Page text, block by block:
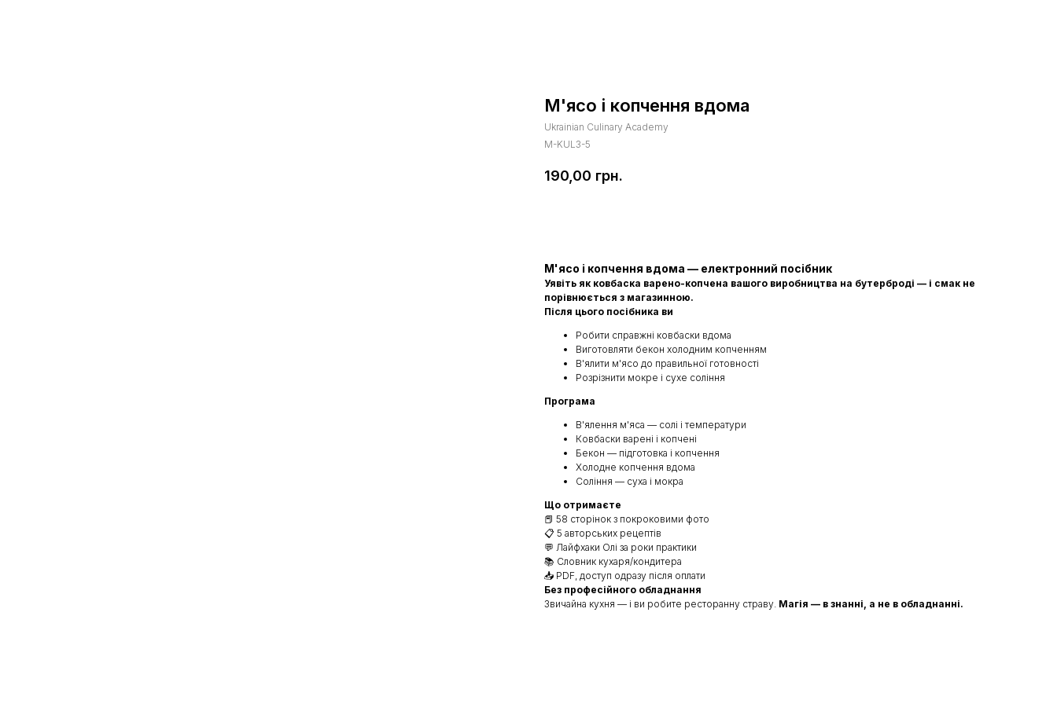
М'ясо і копчення вдома
Ukrainian Culinary Academy
M-KUL3-5
190,00 грн.
М'ясо і копчення вдома — електронний посібник
Уявіть як ковбаска варено-копчена вашого виробництва на бутерброді — і смак не
порівнюється з магазинною.
Після цього посібника ви
Робити справжні ковбаски вдома
Виготовляти бекон холодним копченням
В'ялити м'ясо до правильної готовності
Розрізнити мокре і сухе соління
Програма
В'ялення м'яса — солі і температури
Ковбаски варені і копчені
Бекон — підготовка і копчення
Холодне копчення вдома
Соління — суха і мокра
Що отримаєте
📕 58 сторінок з покроковими фото
📋 5 авторських рецептів
💬 Лайфхаки Олі за роки практики
📚 Словник кухаря/кондитера
📥 PDF, доступ одразу після оплати
Без професійного обладнання
Звичайна кухня — і ви робите ресторанну страву. Магія — в знанні, а не в обладнанні.